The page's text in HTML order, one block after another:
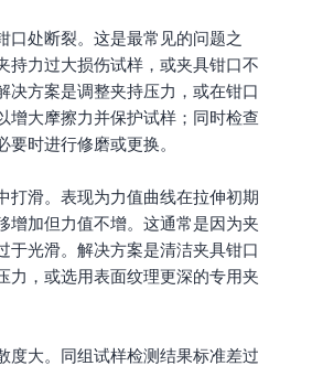
口处断裂。这是最常见的问题之
持力过大损伤试样，或夹具钳口不
决方案是调整夹持压力，或在钳口
增大摩擦力并保护试样；同时检查
时进行修磨或更换。
打滑。表现为力值曲线在拉伸初期
增加但力值不增。这通常是因为夹
于光滑。解决方案是清洁夹具钳口
力，或选用表面纹理更深的专用夹
度大。同组试样检测结果标准差过